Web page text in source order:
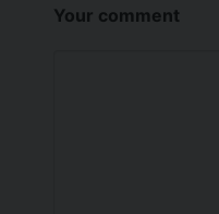
Your comment